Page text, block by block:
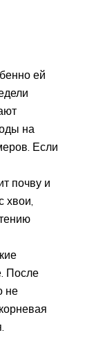
ей
на
Если
почву и
хвои,
После
не